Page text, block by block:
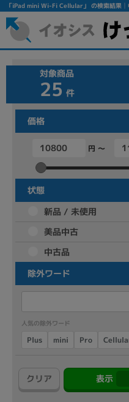
「iPad mini Wi-Fi Cellular」 の検索結果│
対象商品
25 件
価格
円 ～
状態
新品 / 未使用
美品中古
中古品
除外ワード
人気の除外ワード
Plus mini Pro
クリア 表示
フリーワード
除外ワード
人気の検索ワード： Let's note
シリーズ
商品シリーズ名・ブランド名の絞り込み。
aspire Inspiron
機能・特徴